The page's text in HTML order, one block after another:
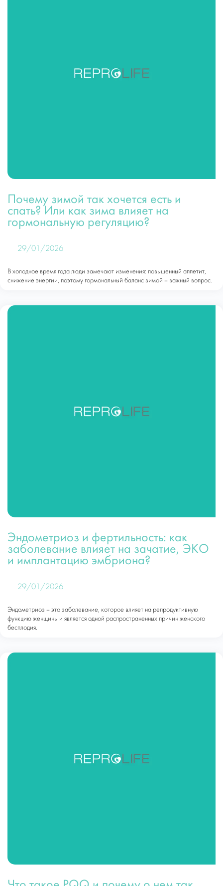
Почему зимой так хочется есть и
спать? Или как зима влияет на
гормональную регуляцию?
29/01/2026
В холодное время года люди замечают изменения: повышенный аппетит,
снижение энергии, поэтому гормональный баланс зимой – важный вопрос.
Эндометриоз и фертильность: как
заболевание влияет на зачатие, ЭКО
и имплантацию эмбриона?
29/01/2026
Эндометриоз – это заболевание, которое влияет на репродуктивную
функцию женщины и является одной распространенных причин женского
бесплодия.